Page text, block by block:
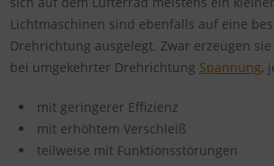
Lichtmaschinen sind ebenfalls auf eine
Drehrichtung ausgelegt. Zwar erzeugen
bei umgekehrter Drehrichtung Spannung,
mit geringerer Effizienz
mit erhöhtem Verschleiß
teilweise mit Funktionsstörungen